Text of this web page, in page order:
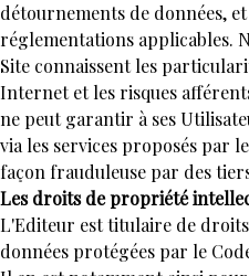
détournements de données,
réglementations applicables.
Site connaissent les
Internet et les risques
ne peut garantir à ses
via les services proposés par
façon frauduleuse par des
Les droits de propriété
L'Editeur est titulaire de
données protégées par le